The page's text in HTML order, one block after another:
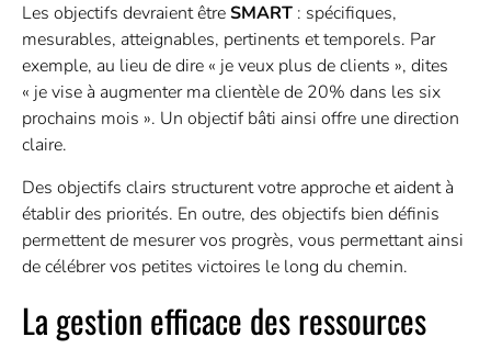
Les objectifs devraient êtreSMART : spécifiques,
mesurables, atteignables, pertinents et temporels. Par
exemple, au lieu de dire « je veux plus de clients », dites
« je vise à augmenter ma clientèle de 20% dans les six
prochains mois ». Un objectif bâti ainsi offre une direction
claire.
Des objectifs clairs structurent votre approche et aident à
établir des priorités. En outre, des objectifs bien définis
permettent de mesurer vos progrès, vous permettant ainsi
de célébrer vos petites victoires le long du chemin.
La gestion efficace des ressources